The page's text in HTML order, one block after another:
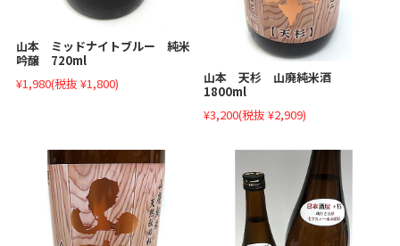
山本 ミッドナイトブルー 純米
吟醸 720ml
¥1,980(税抜 ¥1,800)
山本 天杉 山廃純米酒
1800ml
¥3,200(税抜 ¥2,909)